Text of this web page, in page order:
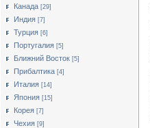
Канада [29]
Индия [7]
Турция [6]
Португалия [5]
Ближний Восток [5]
Прибалтика [4]
Италия [14]
Япония [15]
Корея [7]
Чехия [9]